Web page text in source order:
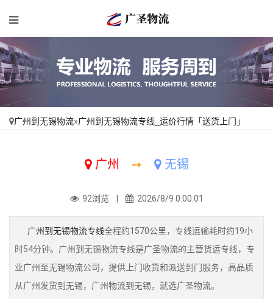
广州到无锡物流»广州到无锡物流专线_运价行情「送货上门」
广州 ➙ 无锡
92浏览 | 2026/8/9 0:00:01
广州到无锡物流专线全程约1570公里，专线运输耗时约19小
时54分钟。广州到无锡物流专线是广圣物流的主营货运专线，专
业广州至无锡物流公司，提供上门收货和派送到门服务，高品质
从广州发货到无锡，广州物流到无锡，就选广圣物流。